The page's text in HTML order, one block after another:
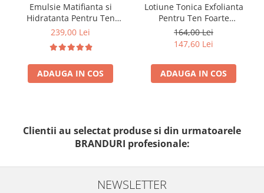
Emulsie Matifianta si
Hidratanta Pentru Ten
Gras/Uleios 50ml - Balance
Vassari
239,00 Lei
ADAUGA IN COS
Lotiune Tonica Exfolianta
Pentru Ten Foarte
Gras/Uleios 250ml - Akno-
Control Lotion Pure Solution
- Bruno Vassari
164,00 Lei
147,60 Lei
ADAUGA IN COS
Clientii au selectat produse si din urmatoarele
BRANDURI profesionale:
NEWSLETTER